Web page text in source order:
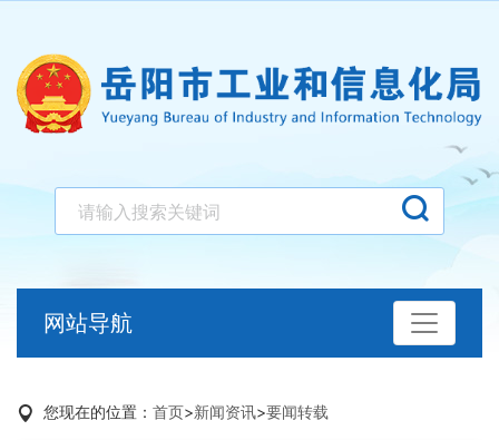
网站导航
您现在的位置： 首页>新闻资讯>要闻转载